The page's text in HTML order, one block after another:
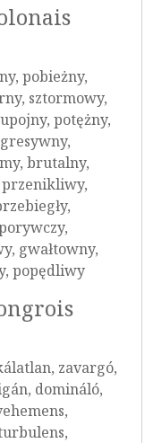
pobieżny,
sztormowy,
potężny,
brutalny,
przenikliwy,
gwałtowny,
popędliwy
zavargó,
domináló,